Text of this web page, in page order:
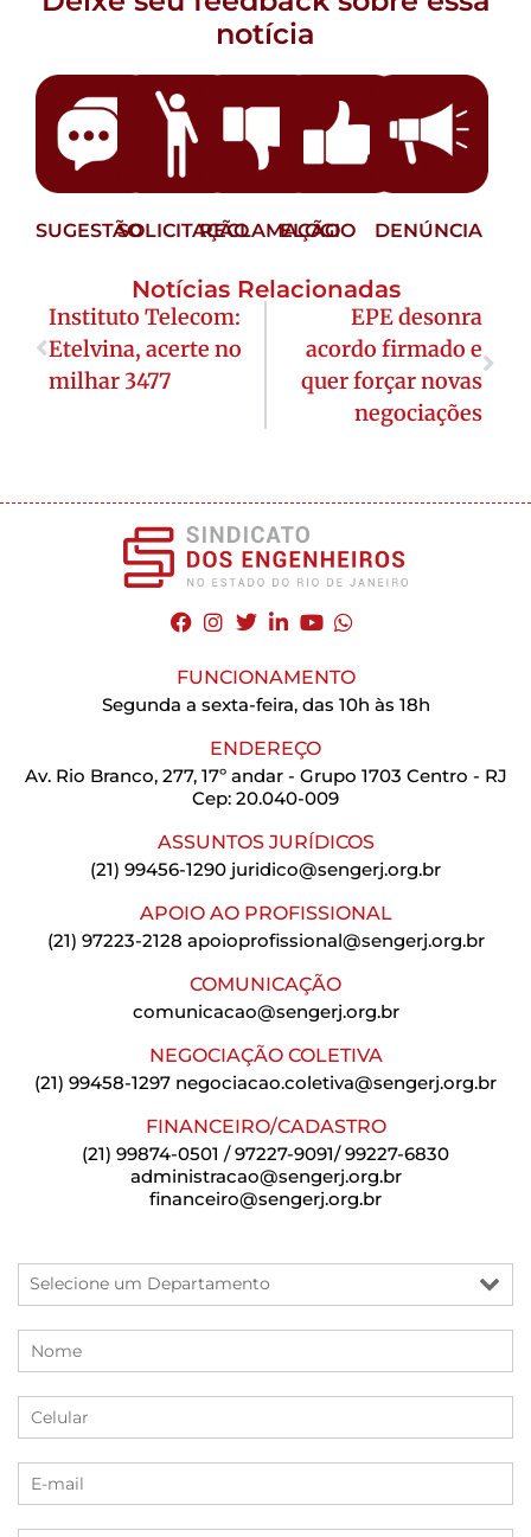
notícia
SUGESTÃOSOLICITAÇÃORECLAMAÇÃO
ELOGIO DENÚNCIA
Notícias Relacionadas
Instituto Telecom:
Etelvina, acerte no
milhar 3477
EPE desonra
acordo firmado e
quer forçar novas
negociações
FUNCIONAMENTO
Segunda a sexta-feira, das 10h às 18h
ENDEREÇO
Av. Rio Branco, 277, 17º andar - Grupo 1703 Centro - RJ
Cep: 20.040-009
ASSUNTOS JURÍDICOS
(21) 99456-1290 juridico@sengerj.org.br
APOIO AO PROFISSIONAL
(21) 97223-2128 apoioprofissional@sengerj.org.br
COMUNICAÇÃO
comunicacao@sengerj.org.br
NEGOCIAÇÃO COLETIVA
(21) 99458-1297 negociacao.coletiva@sengerj.org.br
FINANCEIRO/CADASTRO
(21) 99874-0501 / 97227-9091/ 99227-6830
administracao@sengerj.org.br
financeiro@sengerj.org.br